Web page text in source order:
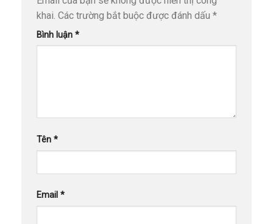
khai. Các trường bắt buộc được đánh dấu *
Bình luận *
Tên *
Email *